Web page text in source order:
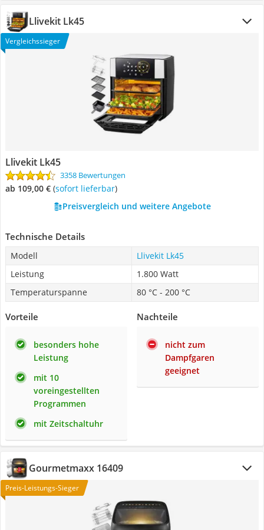
Llivekit Lk45
Vergleichssieger
Llivekit Lk45
3358 Bewertungen
ab 109,00 € ( Sofort lieferbar)
Preisvergleich und weitere Angebote
Technische Details
Modell
Llivekit Lk45
Leistung
1.800 Watt
Temperaturspanne
80 °C - 200 °C
Vorteile
besonders hohe
Leistung
mit 10
voreingestellten
Programmen
mit Zeitschaltuhr
Nachteile
nicht zum
Dampfgaren
geeignet
Gourmetmaxx 16409
Preis-Leistungs-Sieger